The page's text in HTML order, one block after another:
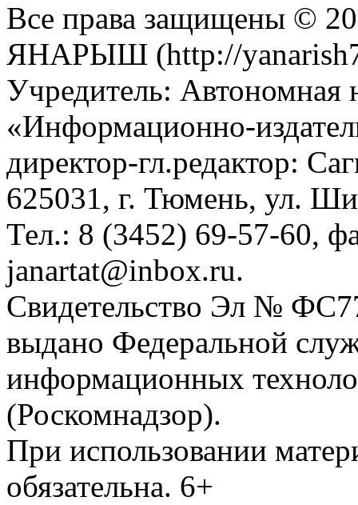
Все права защищены ©
ЯНАРЫШ (http://
Учредитель: Автономная
«Информационно-
директор-гл.редактор:
625031, г. Тюмень, ул.
Тел.: 8 (3452) 69-57-60,
janartat@inbox.ru.
Свидетельство Эл №
выдано Федеральной
информационных
(Роскомнадзор).
При использовании
обязательна. 6+